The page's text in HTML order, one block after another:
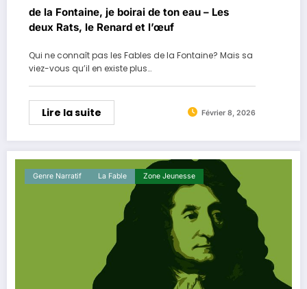
de la Fontaine, je boirai de ton eau – Les
deux Rats, le Renard et l’œuf
Qui ne connaît pas les Fables de la Fontaine? Mais sa
viez-vous qu’il en existe plus…
Lire la suite Février 8, 2026
Genre Narratif La ​fable Zone Jeunesse